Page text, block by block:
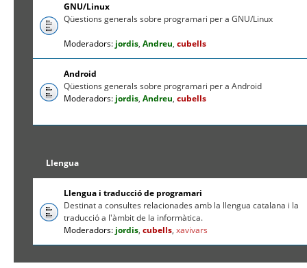
GNU/Linux
Qüestions generals sobre programari per a GNU/Linux
Moderadors: jordis,Andreu,cubells
Android
Qüestions generals sobre programari per a Android
Moderadors: jordis,Andreu,cubells
Llengua
Llengua i traducció de programari
Destinat a consultes relacionades amb la llengua catalana i la
traducció a l'àmbit de la informàtica.
Moderadors: jordis,cubells,xavivars